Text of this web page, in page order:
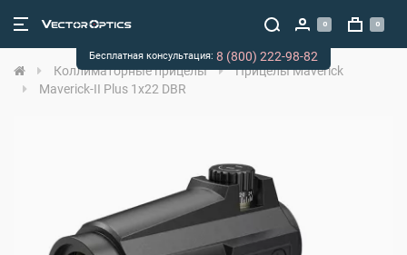
0 0
Коллиматорные прицелы
Прицелы Maverick
Maverick-II Plus 1x22 DBR
Бесплатная консультация: 8 (800) 222-98-82